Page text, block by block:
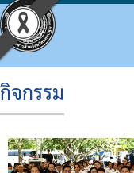
ข้อมูลพื้นฐา
โครงสร้างผู้
แผนพัฒนาท้
รายงานคว
แผนการบริ
ข่าวประชา
แนวทางปฏิบั
กิจกรรม